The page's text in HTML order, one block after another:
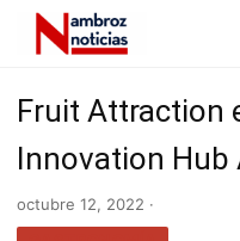
Fruit Attraction
Innovation Hub
octubre 12, 2022 ·